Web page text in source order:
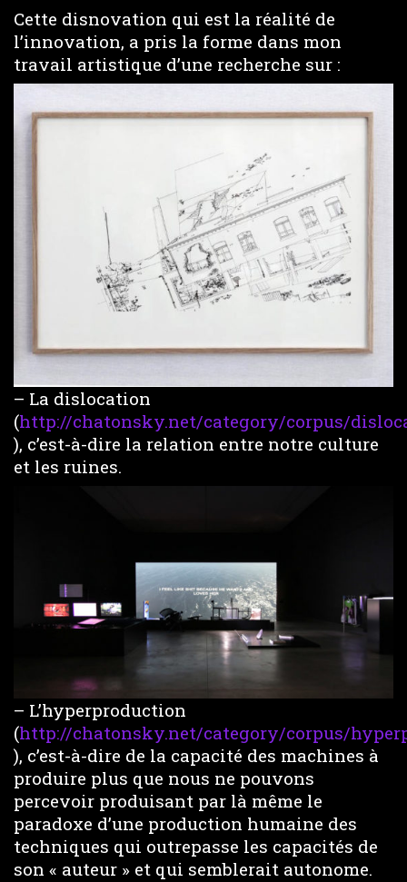
Cette disnovation qui est la réalité de
l’innovation, a pris la forme dans mon
travail artistique d’une recherche sur :
– La dislocation
(http://chatonsky.net/category/corpus/
), c’est-à-dire la relation entre notre culture
et les ruines.
– L’hyperproduction
(http://chatonsky.net/category/corpus/
), c’est-à-dire de la capacité des machines à
produire plus que nous ne pouvons
percevoir produisant par là même le
paradoxe d’une production humaine des
techniques qui outrepasse les capacités de
son « auteur » et qui semblerait autonome.